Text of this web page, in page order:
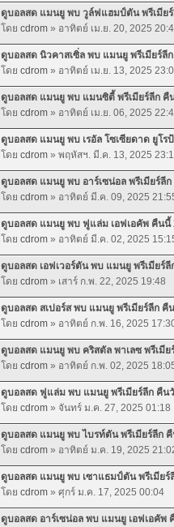
ดูบอลสด แมนยู พบ วูล์ฟแฮมป์ตัน พรีเมียร์
โดย cdrom» อาทิตย์ เม.ย. 20, 2025
ดูบอลสด นิวคาสเซิ่ล พบ แมนยู พรีเมียร์ลีก
โดย cdrom» อาทิตย์ เม.ย. 13, 2025
ดูบอลสด แมนยู พบ แมนซิตี้ พรีเมียร์ลีก คืน
โดย cdrom» อาทิตย์ เม.ย. 06, 2025
ดูบอลสด แมนยู พบ เรอัล โซเซียดาด ยูโร
โดย cdrom» พฤหัสฯ. มี.ค. 13, 2025
ดูบอลสด แมนยู พบ อาร์เซน่อล พรีเมียร์ลีก
โดย cdrom» อาทิตย์ มี.ค. 09, 2025
ดูบอลสด แมนยู พบ ฟูแล่ม เอฟเอคัพ คืนนี้
โดย cdrom» อาทิตย์ มี.ค. 02, 2025
ดูบอลสด เอฟเวอร์ตัน พบ แมนยู พรีเมียร์ลี
โดย cdrom» เสาร์ ก.พ. 22, 2025 19:48
ดูบอลสด สเปอร์ส พบ แมนยู พรีเมียร์ลีก คื
โดย cdrom» อาทิตย์ ก.พ. 16, 2025
ดูบอลสด แมนยู พบ คริสตัล พาเลซ พรีเมีย
โดย cdrom» อาทิตย์ ก.พ. 02, 2025
ดูบอลสด ฟูแล่ม พบ แมนยู พรีเมียร์ลีก คืนวั
โดย cdrom» จันทร์ ม.ค. 27, 2025 01:18
ดูบอลสด แมนยู พบ ไบรท์ตัน พรีเมียร์ลีก คื
โดย cdrom» อาทิตย์ ม.ค. 19, 2025
ดูบอลสด แมนยู พบ เซาแธมป์ตัน พรีเมียร์
โดย cdrom» ศุกร์ ม.ค. 17, 2025 00:04
ดูบอลสด อาร์เซน่อล พบ แมนยู เอฟเอคัพ